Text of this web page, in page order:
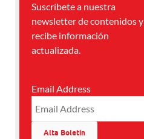
Suscríbete a nuestra
newsletter de contenidos y
recibe información
actualizada.
Email Address